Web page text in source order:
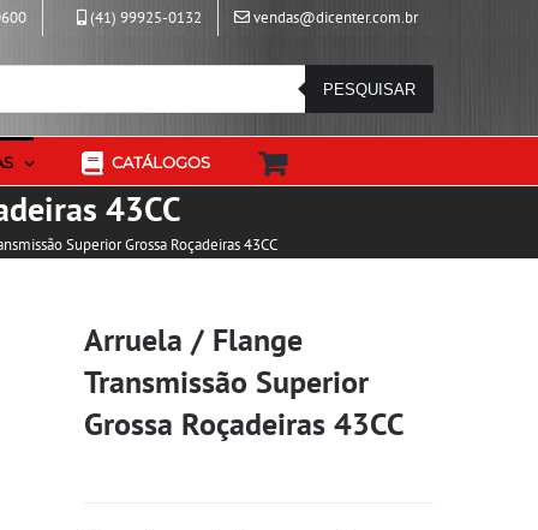
(41) 99925-0132 vendas@dicenter.com.br
PESQUISAR
CATÁLOGOS
43CC
Superior Grossa Roçadeiras 43CC
Arruela / Flange
Transmissão Superior
Grossa Roçadeiras 43CC